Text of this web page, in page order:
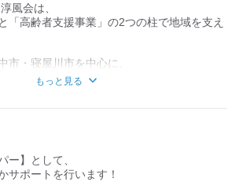
多い
の変更の範囲［原則・変更なし］
風会は、
「高齢者支援事業」の2つの柱で地域を支え
市・寝屋川市を中心に、
充実。
援の事業間交流もあり、
がら成長できる環境があります。
もっと見る
ー】として、
サポートを行います！